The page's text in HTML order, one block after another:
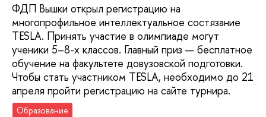
ФДП Вышки открыл регистрацию на
многопрофильное интеллектуальное состязание
TESLA. Принять участие в олимпиаде могут
ученики 5–8-х классов. Главный приз — бесплатное
обучение на факультете довузовской подготовки.
Чтобы стать участником TESLA, необходимо до 21
апреля пройти регистрацию на сайте турнира.
Образование